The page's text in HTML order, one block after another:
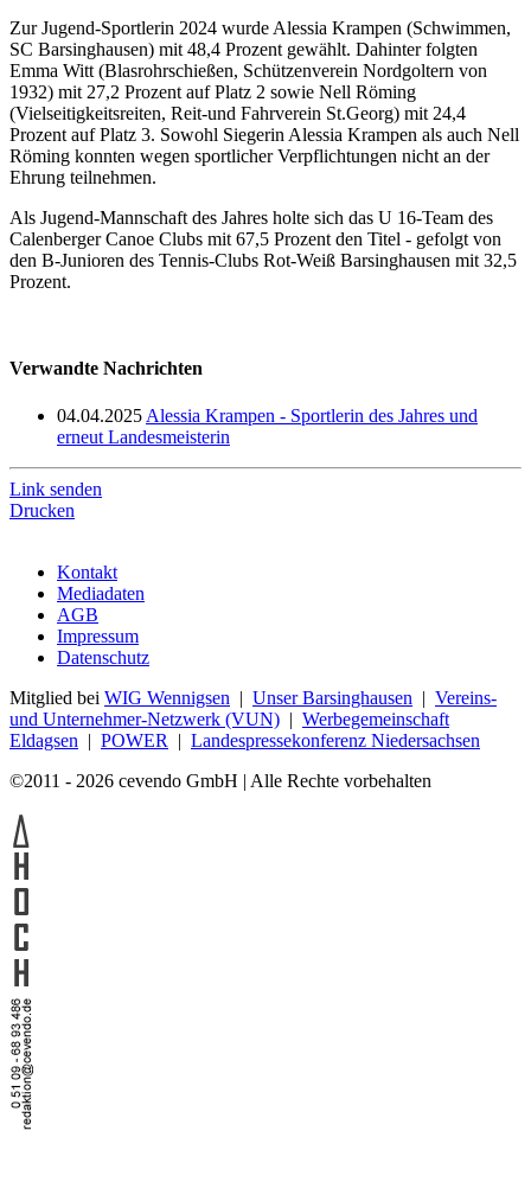
Zur Jugend-Sportlerin 2024 wurde Alessia Krampen (Schwimmen,
SC Barsinghausen) mit 48,4 Prozent gewählt. Dahinter folgten
Emma Witt (Blasrohrschießen, Schützenverein Nordgoltern von
1932) mit 27,2 Prozent auf Platz 2 sowie Nell Röming
(Vielseitigkeitsreiten, Reit-und Fahrverein St.Georg) mit 24,4
Prozent auf Platz 3. Sowohl Siegerin Alessia Krampen als auch Nell
Röming konnten wegen sportlicher Verpflichtungen nicht an der
Ehrung teilnehmen.
Als Jugend-Mannschaft des Jahres holte sich das U 16-Team des
Calenberger Canoe Clubs mit 67,5 Prozent den Titel - gefolgt von
den B-Junioren des Tennis-Clubs Rot-Weiß Barsinghausen mit 32,5
Prozent.
Verwandte Nachrichten
04.04.2025 Alessia Krampen - Sportlerin des Jahres und
erneut Landesmeisterin
Link senden
Drucken
Kontakt
Mediadaten
AGB
Impressum
Datenschutz
Mitglied bei WIG Wennigsen | Unser Barsinghausen | Vereins-
und Unternehmer-Netzwerk (VUN) | Werbegemeinschaft
Eldagsen | POWER | Landespressekonferenz Niedersachsen
©2011 - 2026 cevendo GmbH | Alle Rechte vorbehalten